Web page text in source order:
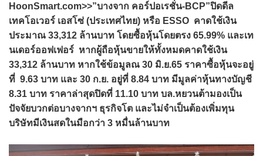
HoonSmart.com>>”บางจาก คอร์ปอเรชั่น-BCP”ปิดดีล
เทคโอเวอร์ เอสโซ่ (ประเทศไทย) หรือ ESSO คาดใช้เงิน
ประมาณ 33,312 ล้านบาท โดยซื้อหุ้นโดยตรง 65.99% และเท
นเดอร์ออฟเฟอร์ หากผู้ถือหุ้นขายให้ทั้งหมดคาดใช้เงิน
33,312 ล้านบาท หากใช้ข้อมูลณ 30 มิ.ย.65 ราคาซื้อหุ้นจะอยู่
ที่ 9.63 บาท และ 30 ก.ย. อยู่ที่ 8.84 บาท มีมูลค่าหุ้นทางบัญชี
8.31 บาท ราคาล่าสุดปิดที่ 11.10 บาท บล.หยวนต้ามองเป็น
ปัจจัยบวกต่อบางจากฯ ธุรกิจโต และไม่จำเป็นต้องเพิ่มทุน
บริษัทมีเงินสดในมือกว่า 3 หมื่นล้านบาท